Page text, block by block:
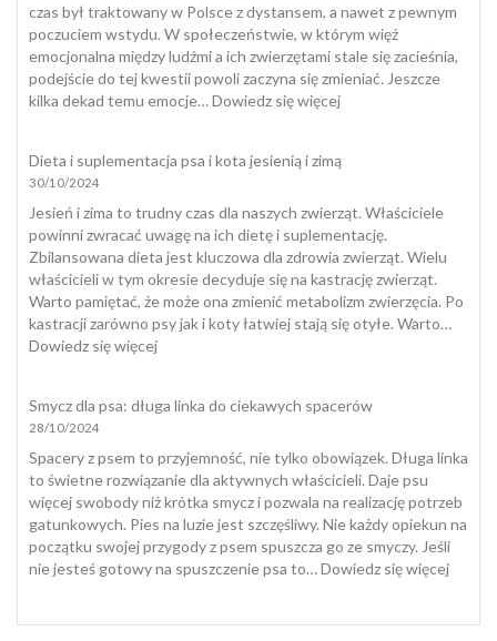
czas był traktowany w Polsce z dystansem, a nawet z pewnym
poczuciem wstydu. W społeczeństwie, w którym więź
emocjonalna między ludźmi a ich zwierzętami stale się zacieśnia,
podejście do tej kwestii powoli zaczyna się zmieniać. Jeszcze
kilka dekad temu emocje…Dowiedz się więcej:
Jak
Polsce
przeżywamy
śmierć
zwierząt
domowych
i
nią
Dieta i suplementacja psa i kota jesienią i zimą
30/10/2024
Jesień i zima to trudny czas dla naszych zwierząt. Właściciele
powinni zwracać uwagę na ich dietę i suplementację.
Zbilansowana dieta jest kluczowa dla zdrowia zwierząt. Wielu
właścicieli w tym okresie decyduje się na kastrację zwierząt.
Warto pamiętać, że może ona zmienić metabolizm zwierzęcia. Po
kastracji zarówno psy jak i koty łatwiej stają się otyłe. Warto…
Dowiedz się więcej:
suplementacja
i
kota
jesienią
i
zimą
Smycz dla psa: długa linka do ciekawych spacerów
28/10/2024
Spacery z psem to przyjemność, nie tylko obowiązek. Długa linka
to świetne rozwiązanie dla aktywnych właścicieli. Daje psu
więcej swobody niż krótka smycz i pozwala na realizację potrzeb
gatunkowych. Pies na luzie jest szczęśliwy. Nie każdy opiekun na
początku swojej przygody z psem spuszcza go ze smyczy. Jeśli
nie jesteś gotowy na spuszczenie psa to…Dowiedz się więcej: